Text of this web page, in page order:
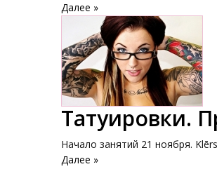
Далее »
Татуировки.
Начало занятий 21 ноября.
Далее »